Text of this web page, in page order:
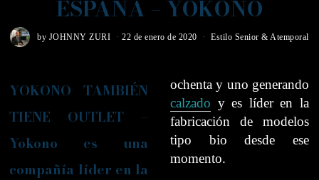
ESPAÑA – YOKONO
by JOHNNY ZURI 22 de enero de 2020 Estilo Senior & Atemporal
YOKONO TAMBIÉN
TIENE OUTLET –
Yokono es una
compañía líder en la
ochenta y uno generando
calzado y es líder en la
fabricación de modelos
tipo bio desde ese
momento.